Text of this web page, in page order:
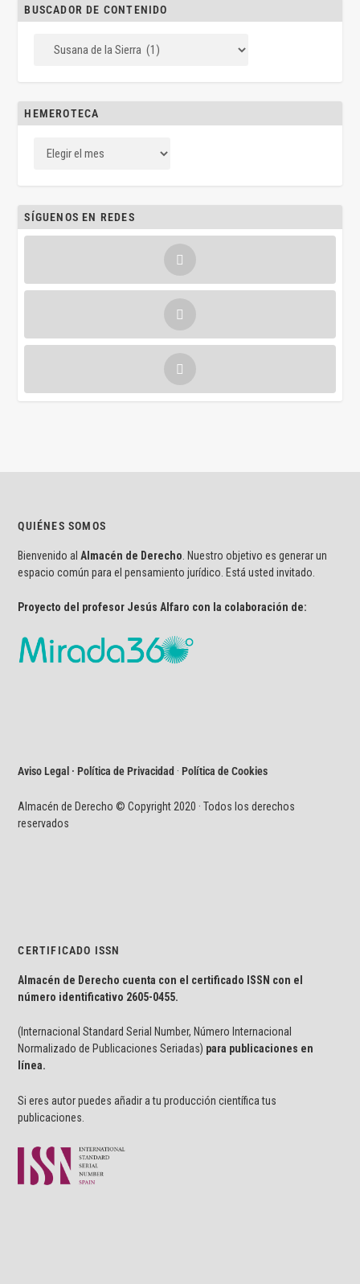
BUSCADOR DE CONTENIDO
HEMEROTECA
SÍGUENOS EN REDES
QUIÉNES SOMOS
Bienvenido al Almacén de Derecho . Nuestro objetivo es generar un
espacio común para el pensamiento jurídico. Está usted invitado.
Proyecto del profesor Jesús Alfaro con la colaboración de:
Aviso Legal · Política de Privacidad ·Política de Cookies
Almacén de Derecho © Copyright 2020 · Todos los derechos
reservados
CERTIFICADO ISSN
Almacén de Derecho cuenta con el certificado ISSN con el
número identificativo 2605-0455.
(Internacional Standard Serial Number, Número Internacional
Normalizado de Publicaciones Seriadas) para publicaciones en
línea.
Si eres autor puedes añadir a tu producción científica tus
publicaciones.